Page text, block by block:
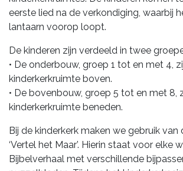
eerste lied na de verkondiging, waarbij
lantaarn voorop loopt.
De kinderen zijn verdeeld in twee
• De onderbouw, groep 1 tot en met 4,
kinderkerkruimte boven.
• De bovenbouw, groep 5 tot en met 8,
kinderkerkruimte beneden.
Bij de kinderkerk maken we gebruik
‘Vertel het Maar’. Hierin staat voor elke
Bijbelverhaal met verschillende